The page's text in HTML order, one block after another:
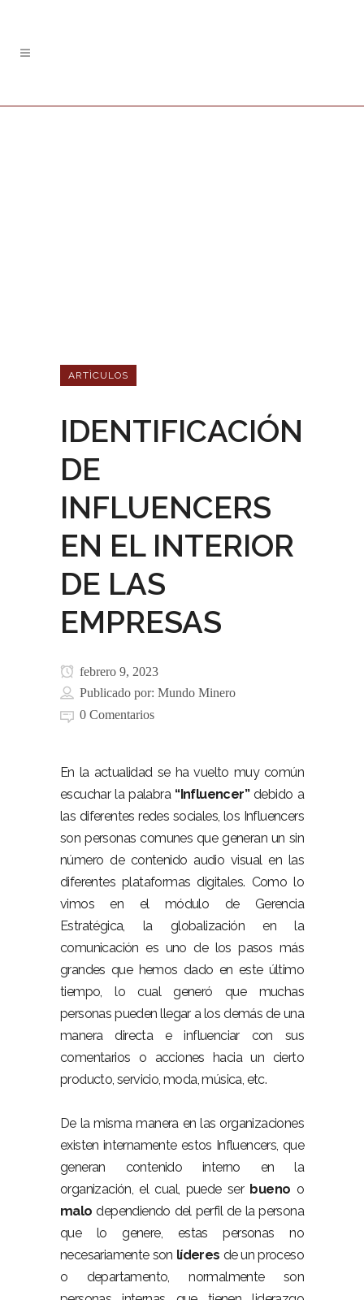
ARTÌCULOS
IDENTIFICACIÓN
DE
INFLUENCERS
EN EL INTERIOR
DE LAS
EMPRESAS
febrero 9, 2023
Publicado por: Mundo Minero
0 Comentarios
En la actualidad se ha vuelto muy común
escuchar la palabra “Influencer”debido a
las diferentes redes sociales, los Influencers
son personas comunes que generan un sin
número de contenido audio visual en las
diferentes plataformas digitales. Como lo
vimos en el módulo de Gerencia
Estratégica, la globalización en la
comunicación es uno de los pasos más
grandes que hemos dado en este último
tiempo, lo cual generó que muchas
personas pueden llegar a los demás de una
manera directa e influenciar con sus
comentarios o acciones hacia un cierto
producto, servicio, moda, música, etc.
De la misma manera en las organizaciones
existen internamente estos Influencers, que
generan contenido interno en la
organización, el cual, puede ser bueno o
malo dependiendo del perfil de la persona
que lo genere, estas personas no
necesariamente son líderes de un proceso
o departamento, normalmente son